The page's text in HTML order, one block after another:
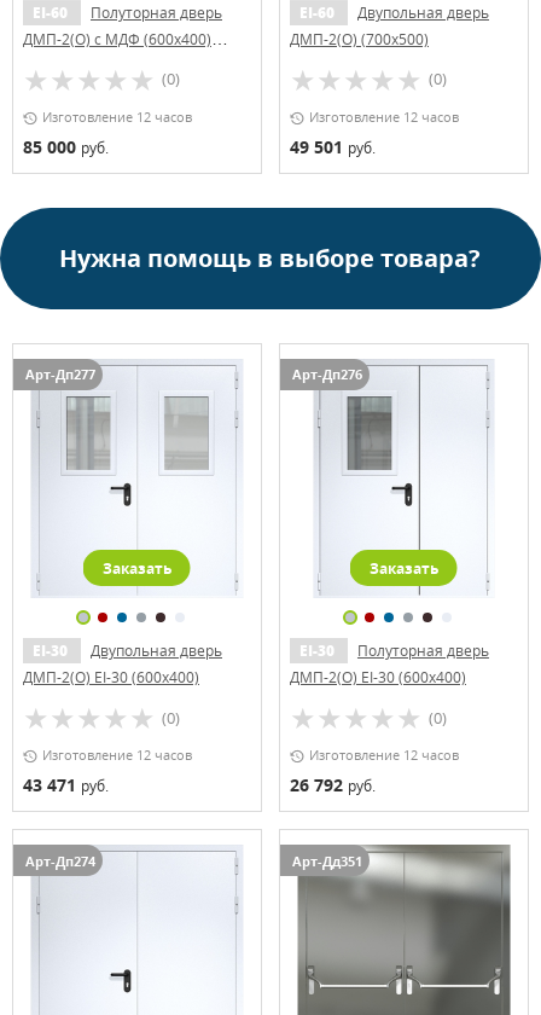
EI-60
Полуторная дверь
ДМП-2(О) с МДФ (600x400)
(0)
Изготовление 12 часов
85 000 руб.
EI-60
Двупольная дверь
ДМП-2(О) (700х500)
(0)
Изготовление 12 часов
49 501 руб.
Нужна помощь в выборе товара?
Арт-Дп277
Заказать
EI-30
Двупольная дверь
ДМП-2(О) EI-30 (600х400)
(0)
Изготовление 12 часов
43 471 руб.
Арт-Дп276
Заказать
EI-30
Полуторная дверь
ДМП-2(О) EI-30 (600х400)
(0)
Изготовление 12 часов
26 792 руб.
Арт-Дп274 Арт-Дд351